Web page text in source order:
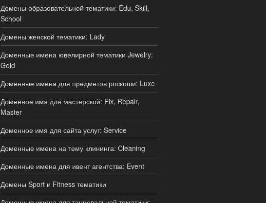
Домены образовательной тематики: Edu, Skill,
School
Домены женской тематики: Lady
Доменные имена ювелирной тематики Jewelry:
Gold
Доменные имена для предметов роскоши: Luxe
Доменное имя для мастерской: Fix, Repair,
Master
Доменное имя для сайта услуг: Service
Доменные имена на тему клининга: Cleaning
Доменные имена для ивент агентства: Event
Домены Sport и Fitness тематики